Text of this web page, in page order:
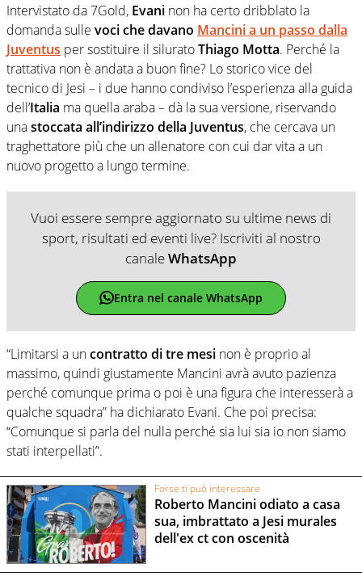
Intervistato da 7Gold, Evani non ha certo dribblato la
domanda sulle voci che davano Mancini a un passo dalla
Juventus per sostituire il siluratoThiago Motta. Perché la
trattativa non è andata a buon fine? Lo storico vice del
tecnico di Jesi – i due hanno condiviso l’esperienza alla guida
dell’Italia ma quella araba – dà la sua versione, riservando
unastoccata all’indirizzo della Juventus, che cercava un
traghettatore più che un allenatore con cui dar vita a un
nuovo progetto a lungo termine.
Vuoi essere sempre aggiornato su ultime news di
sport, risultati ed eventi live? Iscriviti al nostro
canaleWhatsApp
Entra nel canale WhatsApp
“Limitarsi a uncontratto di tre mesi non è proprio al
massimo, quindi giustamente Mancini avrà avuto pazienza
perché comunque prima o poi è una figura che interesserà a
qualche squadra” ha dichiarato Evani. Che poi precisa:
“Comunque si parla del nulla perché sia lui sia io non siamo
stati interpellati”.
Forse ti può interessare
Roberto Mancini odiato a casa
sua, imbrattato a Jesi murales
dell'ex ct con oscenità